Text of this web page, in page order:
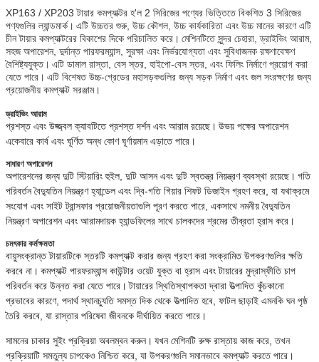
XP163 / XP203 টায়ার কমপ্যাক্টর হ'ল 2 সিরিজের পণ্যের ভিত্তিতে বিকশিত 3 সিরিজের
পণ্যগুলির ল্যান্ডমার্ক। এটি উচ্চতর শুরু, উচ্চ কৌশল, উচ্চ কার্যকারিতা এবং উচ্চ মানের কারণে এটি
চীন টায়ার কমপ্যাক্টরের বিকাশের দিকে পরিচালিত করে। মেশিনটিতে সুন্দর চেহারা, ড্রাইভিং আরাম,
সহজ অপারেশন, দুর্দান্ত পারফরম্যান্স, সুরক্ষা এবং নির্ভরযোগ্যতা এবং সুবিধাজনক রক্ষণাবেক্ষণ
বৈশিষ্ট্যযুক্ত। এটি ডামাল রাস্তা, বেস স্তর, হাইপো-বেস স্তর, এবং ফিলিং নির্মাণে প্রয়োগ করা
যেতে পারে। এটি বিশেষত উচ্চ-গ্রেডের মহাসড়কগুলির জন্য সড়ক নির্মাণ এবং জল সংরক্ষণের জন্য
প্রয়োজনীয় কমপ্যাক্ট সরঞ্জাম।
ড্রাইভিং আরাম
প্রশস্ত এবং উজ্জ্বল ক্যাবটিতে প্রশস্ত দর্শন এবং আরাম রয়েছে। উভয় পক্ষের অপারেশন
একেবারে কার্ব এবং ঘূর্ণিত অন্ধ কোণ ঘূর্ণায়মান এড়াতে পারে।
সাধারণ অপারেশন
অপারেশনের জন্য দুটি স্টিয়ারিং হুইল, দুটি আসন এবং দুটি স্বতন্ত্র নিয়ন্ত্রণ ব্যবস্থা রয়েছে। গতি
পরিবর্তন বৈদ্যুতিন নিয়ন্ত্রণ হ্যান্ডেল এবং দ্বি-গতি গিয়ার শিফট ডিজাইন গ্রহণ করে, যা যথাক্রমে
সংযোগ এবং সাইট ট্রান্সফার প্রয়োজনীয়তাগুলি পূরণ করতে পারে, একসাথে নমনীয় বৈদ্যুতিন
নিয়ন্ত্রণ অপারেশন এবং আরামদায়ক হ্যান্ডফিলের সাথে চালকদের শ্রমের তীব্রতা হ্রাস করে।
চমৎকার কর্মক্ষমতা
বায়ুসংক্রান্ত টায়ারটিকে স্তরটি কমপ্যাক্ট করার জন্য গ্রহণ করা সংক্রামিত উপকরণগুলির ক্ষতি
করবে না। কমপ্যাক্ট পারফরম্যান্স কাউন্টার ওয়েট যুক্ত বা হ্রাস এবং টায়ারের মুদ্রাস্ফীতি চাপ
পরিবর্তন করে উন্নত করা যেতে পারে। টায়ারের স্থিতিস্থাপকতা দ্বারা উত্পাদিত কুঁচকানো
প্রভাবের কারণে, পদার্থ স্থানচ্যুতি সমস্ত দিক থেকে উত্পাদিত হবে, ফাটল ছাড়াই এমনকি ঘন পৃষ্ঠ
তৈরি করবে, যা রাস্তার পরিষেবা জীবনকে দীর্ঘায়িত করতে পারে।
সামনের চাকার সুইং প্রক্রিয়া অবলম্বন করুন। যখন মেশিনটি রুক্ষ রাস্তায় কাজ করে, তখন
প্রক্রিয়াটি সমতুল্য চাপকেও নিশ্চিত করে, যা উপকরণগুলি সমানভাবে কমপ্যাক্ট করতে পারে।